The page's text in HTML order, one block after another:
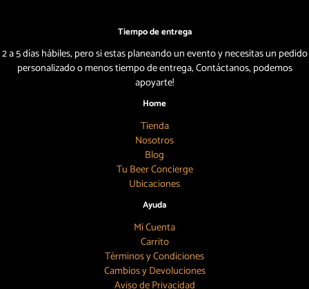
Tiempo de entrega
2 a 5 días hábiles, pero si estas planeando un evento y necesitas un pedido
personalizado o menos tiempo de entrega, Contáctanos, podemos
apoyarte!
Home
Tienda
Nosotros
Blog
Tu Beer Concierge
Ubicaciones
Ayuda
Mi Cuenta
Carrito
Términos y Condiciones
Cambios y Devoluciones
Aviso de Privacidad